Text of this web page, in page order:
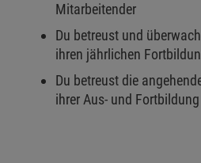
Mitarbeitender
Du betreust und
ihren jährlichen
Du betreust die
ihrer Aus- und Fortbildung